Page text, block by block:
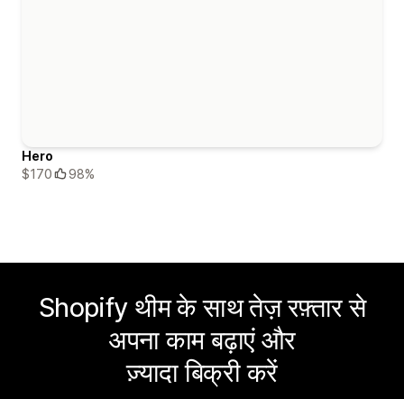
Hero
$170
98%
Shopify थीम के साथ तेज़ रफ़्तार से
अपना काम बढ़ाएं और
ज़्यादा बिक्री करें